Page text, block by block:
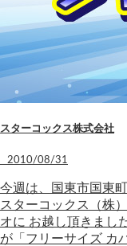
スターコックス株式会社
2010/08/31
今週は、国東市国東
スターコックス（株
オに お越し頂きまし
が「フリーサイズ カ